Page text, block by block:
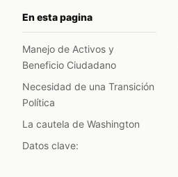
En esta pagina
Manejo de Activos y
Beneficio Ciudadano
Necesidad de una Transición
Política
La cautela de Washington
Datos clave: